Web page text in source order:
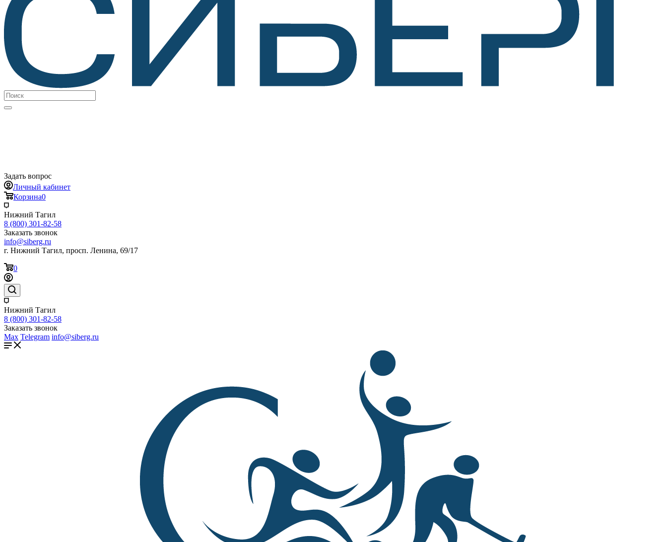
Задать вопрос
Личный кабинет
Корзина0
Нижний Тагил
8 (800) 301-82-58
Заказать звонок
info@siberg.ru
г. Нижний Тагил, просп. Ленина, 69/17
0
Нижний Тагил
8 (800) 301-82-58
Заказать звонок
Max Telegram info@siberg.ru